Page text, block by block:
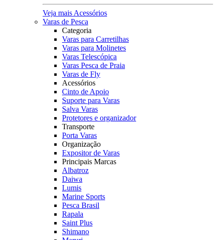
Veja mais Acessórios
Varas de Pesca
Categoria
Varas para Carretilhas
Varas para Molinetes
Varas Telescópica
Varas Pesca de Praia
Varas de Fly
Acessórios
Cinto de Apoio
Suporte para Varas
Salva Varas
Protetores e organizador
Transporte
Porta Varas
Organização
Expositor de Varas
Principais Marcas
Albatroz
Daiwa
Lumis
Marine Sports
Pesca Brasil
Rapala
Saint Plus
Shimano